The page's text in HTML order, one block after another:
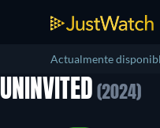
Actualmente
UNINVITED (2024)